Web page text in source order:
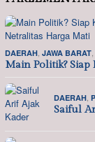
DAERAH JAWA BARAT
Main Politik? Siap
DAERAH
Saiful